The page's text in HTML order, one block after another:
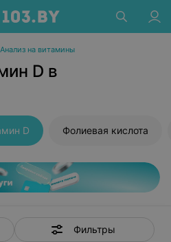
Анализ на витамины
D в
D Фолиевая кислота
Фильтры